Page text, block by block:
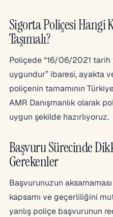
Sigorta Poliçesi Hangi
Taşımalı?
Poliçede “16/06/2021 tarih
uygundur” ibaresi, ayakta
poliçenin tamamının
AMR Danışmanlık olarak
uygun şekilde hazırlıyoruz.
Başvuru Sürecinde
Gerekenler
Başvurunuzun
kapsamı ve geçerliliğini
yanlış poliçe başvurunun